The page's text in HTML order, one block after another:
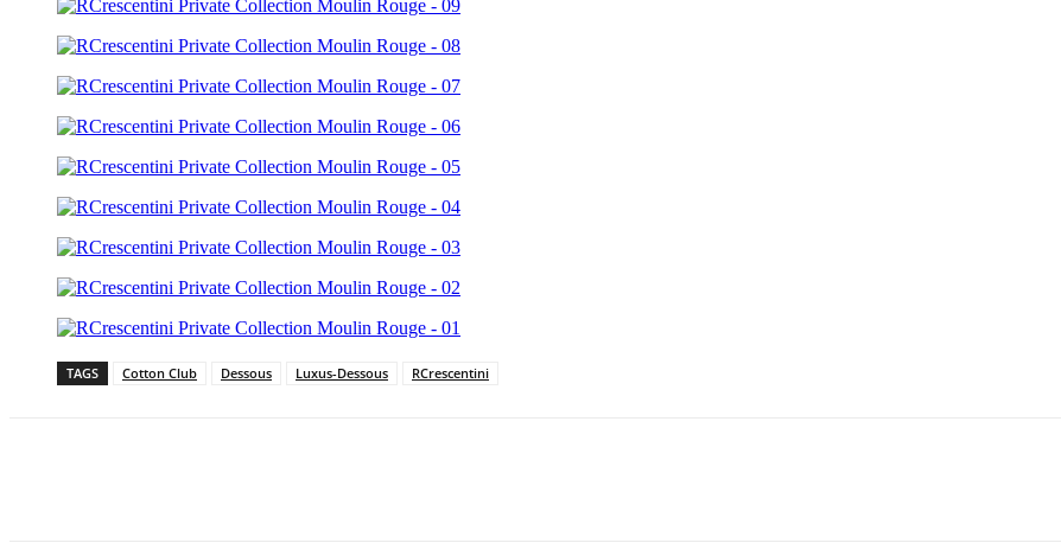
TAGS Cotton Club Dessous Luxus-Dessous RCrescentini